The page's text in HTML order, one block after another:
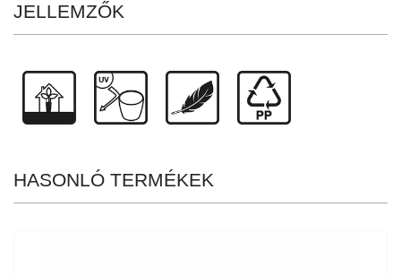
JELLEMZŐK
HASONLÓ TERMÉKEK